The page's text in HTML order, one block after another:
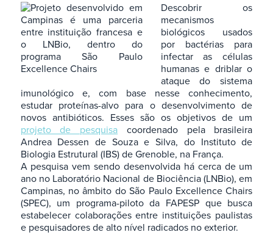
Descobrir os
mecanismos
biológicos usados
por bactérias para
infectar as células
humanas e driblar o
ataque do sistema
imunológico e, com base nesse conhecimento,
estudar proteínas-alvo para o desenvolvimento de
novos antibióticos. Esses são os objetivos de um
projeto de pesquisa coordenado pela brasileira
Andrea Dessen de Souza e Silva, do Instituto de
Biologia Estrutural (IBS) de Grenoble, na França.
A pesquisa vem sendo desenvolvida há cerca de um
ano no Laboratório Nacional de Biociência (LNBio), em
Campinas, no âmbito do São Paulo Excellence Chairs
(SPEC), um programa-piloto da FAPESP que busca
estabelecer colaborações entre instituições paulistas
e pesquisadores de alto nível radicados no exterior.